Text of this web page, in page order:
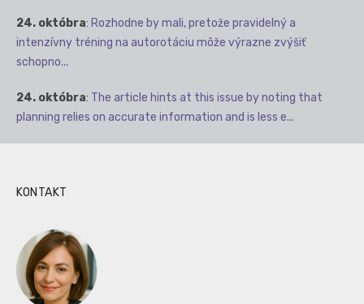
24. októbra: Rozhodne by mali, pretože pravidelný a
intenzívny tréning na autorotáciu môže výrazne zvýšiť
schopno...
24. októbra: The article hints at this issue by noting that
planning relies on accurate information and is less e...
KONTAKT